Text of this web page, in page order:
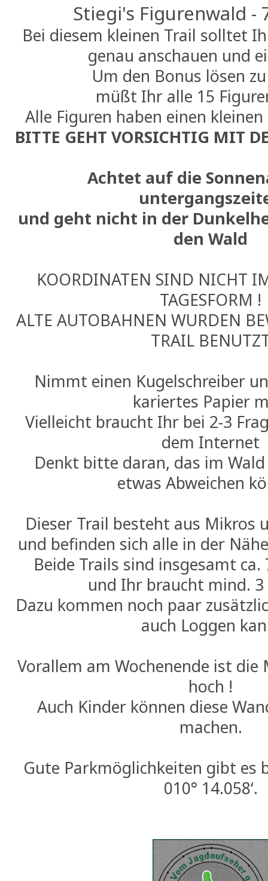
Stiegi's Figurenwald -
Bei diesem kleinen Trail solltet
genau anschauen und
Um den Bonus lösen
müßt Ihr alle 15
Alle Figuren haben einen
BITTE GEHT VORSICHTIG MIT
Achtet auf die
und geht nicht in der
den Wald
KOORDINATEN SIND NICHT
TAGESFORM !
ALTE AUTOBAHNEN WURDEN
TRAIL
Nimmt einen Kugelschreiber
kariertes Papier
Vielleicht braucht Ihr bei 2-3
dem Internet
Denkt bitte daran, das im
etwas Abweichen
Dieser Trail besteht aus Mikros
und befinden sich alle in der
Beide Trails sind insgesamt
und Ihr braucht mind. 3
Dazu kommen noch paar
auch Loggen
Vorallem am Wochenende ist
hoch !
Auch Kinder können diese
machen.
Gute Parkmöglichkeiten gibt es
010° 14.058‘.